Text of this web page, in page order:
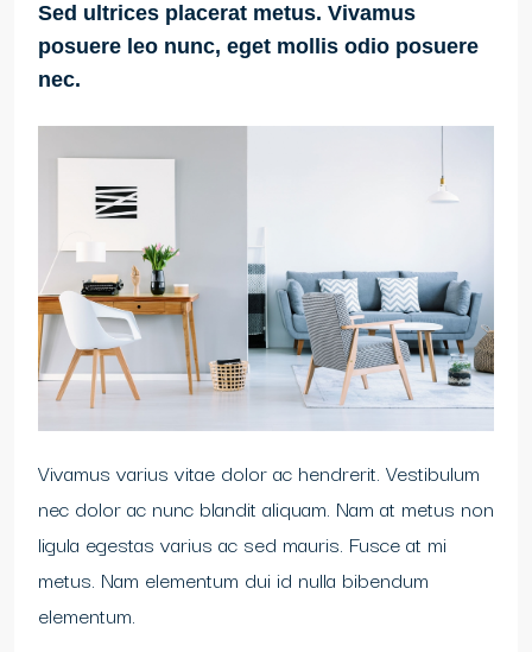
Sed ultrices placerat metus. Vivamus
posuere leo nunc, eget mollis odio posuere
nec.
Vivamus varius vitae dolor ac hendrerit. Vestibulum
nec dolor ac nunc blandit aliquam. Nam at metus non
ligula egestas varius ac sed mauris. Fusce at mi
metus. Nam elementum dui id nulla bibendum
elementum.